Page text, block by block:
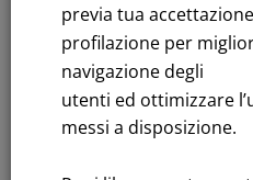
FNM S.p.A.
Sede in Milano, Piazzale
fnm@legalmail.it
Capitale sociale €
previa tua
profilazione per
navigazione degli
utenti ed ottimizzare
messi a disposizione.